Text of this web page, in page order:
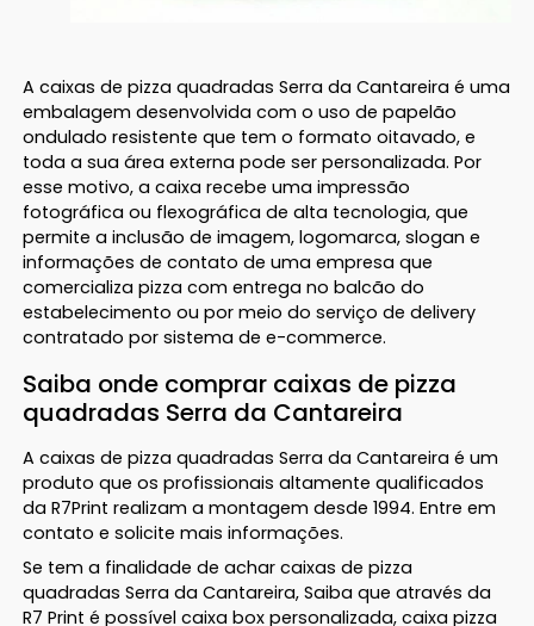
A caixas de pizza quadradas Serra da Cantareira é uma
embalagem desenvolvida com o uso de papelão
ondulado resistente que tem o formato oitavado, e
toda a sua área externa pode ser personalizada. Por
esse motivo, a caixa recebe uma impressão
fotográfica ou flexográfica de alta tecnologia, que
permite a inclusão de imagem, logomarca, slogan e
informações de contato de uma empresa que
comercializa pizza com entrega no balcão do
estabelecimento ou por meio do serviço de delivery
contratado por sistema de e-commerce.
Saiba onde comprar caixas de pizza
quadradas Serra da Cantareira
A caixas de pizza quadradas Serra da Cantareira é um
produto que os profissionais altamente qualificados
da R7Print realizam a montagem desde 1994. Entre em
contato e solicite mais informações.
Se tem a finalidade de achar caixas de pizza
quadradas Serra da Cantareira, Saiba que através da
R7 Print é possível caixa box personalizada, caixa pizza